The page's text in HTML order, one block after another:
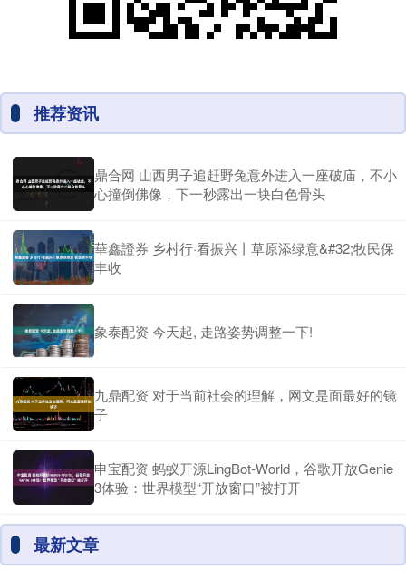
推荐资讯
鼎合网 山西男子追赶野兔意外进入一座破庙，不小
心撞倒佛像，下一秒露出一块白色骨头
華鑫證券 乡村行·看振兴丨草原添绿意&#32;牧民保
丰收
象泰配资 今天起, 走路姿势调整一下!
九鼎配资 对于当前社会的理解，网文是面最好的镜
子
申宝配资 蚂蚁开源LingBot-World，谷歌开放Genie
3体验：世界模型“开放窗口”被打开
最新文章